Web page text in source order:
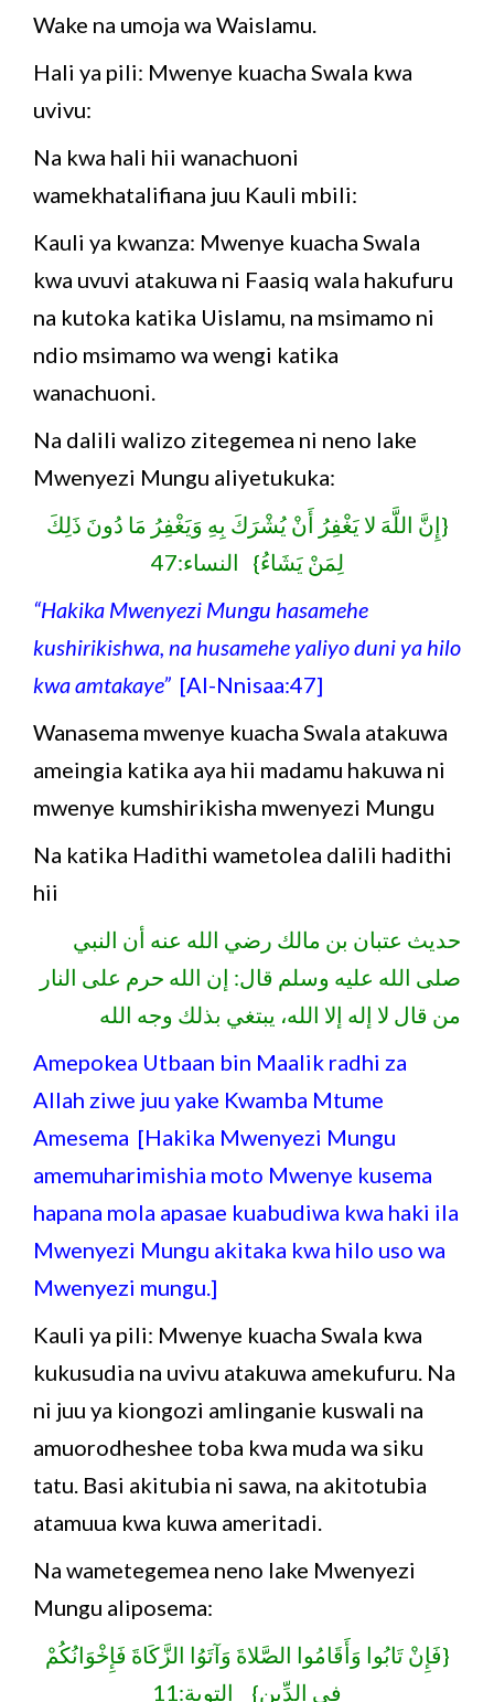
Wake na umoja wa Waislamu.
Hali ya pili: Mwenye kuacha Swala kwa
uvivu:
Na kwa hali hii wanachuoni
wamekhatalifiana juu Kauli mbili:
Kauli ya kwanza: Mwenye kuacha Swala
kwa uvuvi atakuwa ni Faasiq wala hakufuru
na kutoka katika Uislamu, na msimamo ni
ndio msimamo wa wengi katika
wanachuoni.
Na dalili walizo zitegemea ni neno lake
Mwenyezi Mungu aliyetukuka:
{إِنَّ اللَّهَ لا يَغْفِرُ أَنْ يُشْرَكَ بِهِ وَيَغْفِرُ مَا دُونَ ذَلِكَ
لِمَنْ يَشَاءُ} النساء:47
“Hakika Mwenyezi Mungu hasamehe
kushirikishwa, na husamehe yaliyo duni ya hilo
kwa amtakaye” [Al-Nnisaa:47]
Wanasema mwenye kuacha Swala atakuwa
ameingia katika aya hii madamu hakuwa ni
mwenye kumshirikisha mwenyezi Mungu
Na katika Hadithi wametolea dalili hadithi
hii
حديث عتبان بن مالك رضي الله عنه أن النبي
صلى الله عليه وسلم قال: إن الله حرم على النار
من قال لا إله إلا الله، يبتغي بذلك وجه الله
Amepokea Utbaan bin Maalik radhi za
Allah ziwe juu yake Kwamba Mtume
Amesema [Hakika Mwenyezi Mungu
amemuharimishia moto Mwenye kusema
hapana mola apasae kuabudiwa kwa haki ila
Mwenyezi Mungu akitaka kwa hilo uso wa
Mwenyezi mungu.]
Kauli ya pili: Mwenye kuacha Swala kwa
kukusudia na uvivu atakuwa amekufuru. Na
ni juu ya kiongozi amlinganie kuswali na
amuorodheshee toba kwa muda wa siku
tatu. Basi akitubia ni sawa, na akitotubia
atamuua kwa kuwa ameritadi.
Na wametegemea neno lake Mwenyezi
Mungu aliposema:
{فَإِنْ تَابُوا وَأَقَامُوا الصَّلاةَ وَآتَوُا الزَّكَاةَ فَإِخْوَانُكُمْ
فِي الدِّينِ} التوبة:11